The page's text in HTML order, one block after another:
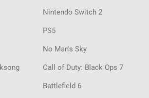
Nintendo Switch 2
PS5
No Man's Sky
Call of Duty: Black Ops 7
Battlefield 6